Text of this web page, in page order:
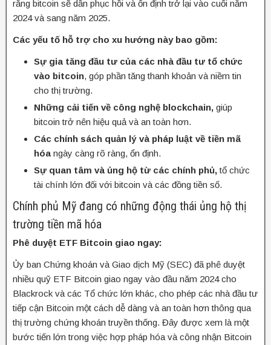
rằng bitcoin sẽ dần phục hồi và ổn định trở lại vào cuối năm
2024 và sang năm 2025.
Các yếu tố hỗ trợ cho xu hướng này bao gồm:
Sự gia tăng đầu tư của các nhà đầu tư tổ chức
vào bitcoin, góp phần tăng thanh khoản và niềm tin
cho thị trường.
Những cải tiến về công nghệ blockchain, giúp
bitcoin trở nên hiệu quả và an toàn hơn.
Các chính sách quản lý và pháp luật về tiền mã
hóa ngày càng rõ ràng, ổn định.
Sự quan tâm và ủng hộ từ các chính phủ,tổ chức
tài chính lớn đối với bitcoin và các đồng tiền số.
Chính phủ Mỹ đang có những động thái ủng hộ thị
trường tiền mã hóa
Phê duyệt ETF Bitcoin giao ngay:
Ủy ban Chứng khoán và Giao dịch Mỹ (SEC) đã phê duyệt
nhiều quỹ ETF Bitcoin giao ngay vào đầu năm 2024 cho
Blackrock và các Tổ chức lớn khác, cho phép các nhà đầu tư
tiếp cận Bitcoin một cách dễ dàng và an toàn hơn thông qua
thị trường chứng khoán truyền thống. Đây được xem là một
bước tiến lớn trong việc hợp pháp hóa và công nhận Bitcoin